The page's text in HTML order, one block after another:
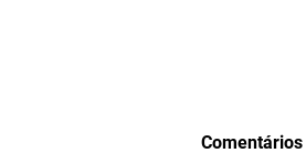
Comentários